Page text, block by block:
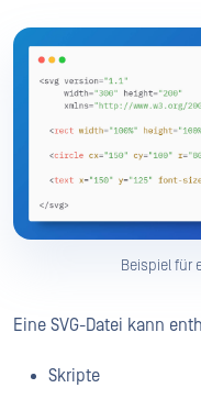
Beispiel für
Eine SVG-Datei kann
Skripte